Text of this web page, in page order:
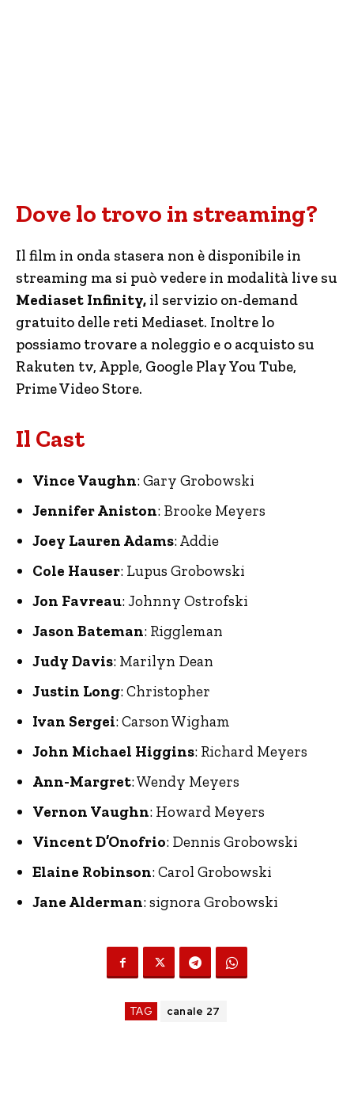
Dove lo trovo in streaming?
Il film in onda stasera non è disponibile in
streaming ma si può vedere in modalità live su
Mediaset Infinity, il servizio on-demand
gratuito delle reti Mediaset. Inoltre lo
possiamo trovare a noleggio e o acquisto su
Rakuten tv, Apple, Google Play You Tube,
Prime Video Store.
Il Cast
Vince Vaughn: Gary Grobowski
Jennifer Aniston: Brooke Meyers
Joey Lauren Adams: Addie
Cole Hauser: Lupus Grobowski
Jon Favreau: Johnny Ostrofski
Jason Bateman: Riggleman
Judy Davis: Marilyn Dean
Justin Long: Christopher
Ivan Sergei: Carson Wigham
John Michael Higgins: Richard Meyers
Ann-Margret: Wendy Meyers
Vernon Vaughn: Howard Meyers
Vincent D’Onofrio: Dennis Grobowski
Elaine Robinson: Carol Grobowski
Jane Alderman: signora Grobowski
TAG canale 27